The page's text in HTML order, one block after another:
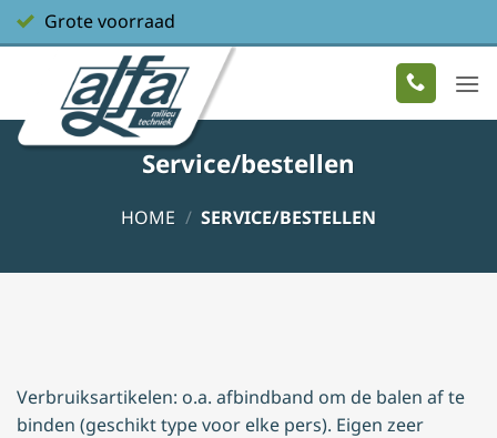
naar
Grote voorraad
Service/bestellen
HOME / SERVICE/BESTELLEN
Verbruiksartikelen: o.a. afbindband om de balen af te
binden (geschikt type voor elke pers). Eigen zeer